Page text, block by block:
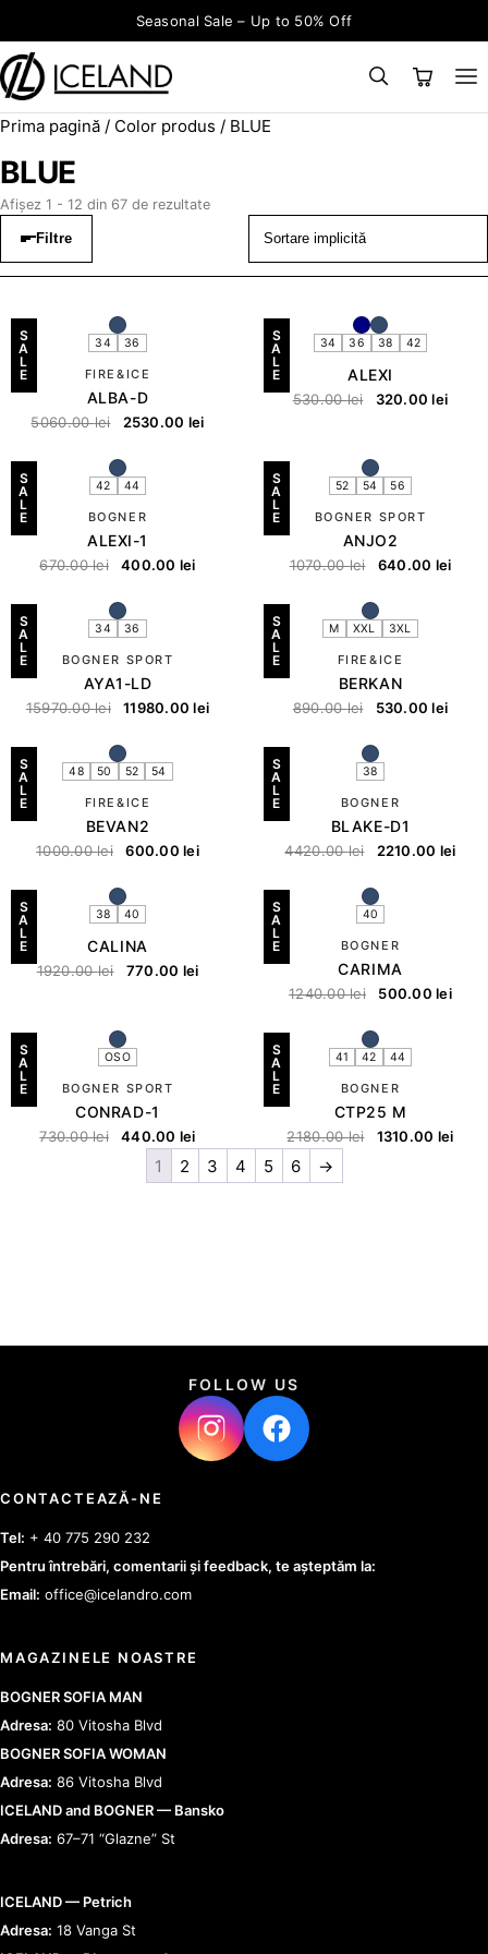
Seasonal Sale – Up to 50% Off
Prima pagină / Color produs / BLUE
BLUE
Afișez 1 - 12 din 67 de rezultate
Filtre
S
A
L
E
34 36
FIRE&ICE
ALBA-D
5060.00lei 2530.00 lei
S
A
L
E
34 36 38 42
ALEXI
530.00lei 320.00lei
S
A
L
E
42 44
BOGNER
ALEXI-1
670.00lei 400.00 lei
S
A
L
E
52 54 56
BOGNER SPORT
ANJO2
1070.00lei 640.00 lei
S
A
L
E
34 36
BOGNER SPORT
AYA1-LD
15970.00lei 11980.00lei
S
A
L
E
M XXL 3XL
FIRE&ICE
BERKAN
890.00lei 530.00lei
S
A
L
E
48 50 52 54
FIRE&ICE
BEVAN2
1000.00lei 600.00lei
S
A
L
E
38
BOGNER
BLAKE-D1
4420.00lei 2210.00 lei
S
A
L
E
38 40
CALINA
1920.00lei 770.00 lei
S
A
L
E
40
BOGNER
CARIMA
1240.00lei 500.00lei
S
A
L
E
OSO
BOGNER SPORT
CONRAD-1
730.00lei 440.00 lei
S
A
L
E
41 42 44
BOGNER
CTP25 M
2180.00lei 1310.00 lei
1 2 3 4 5 6 →
FOLLOW US
CONTACTEAZĂ-NE
Tel: + 40 775 290 232
Pentru întrebări, comentarii și feedback, te așteptăm la:
Email: office@icelandro.com
MAGAZINELE NOASTRE
BOGNER SOFIA MAN
Adresa: 80 Vitosha Blvd
BOGNER SOFIA WOMAN
Adresa: 86 Vitosha Blvd
ICELAND and BOGNER — Bansko
Adresa: 67–71 “Glazne” St
ICELAND — Petrich
Adresa: 18 Vanga St